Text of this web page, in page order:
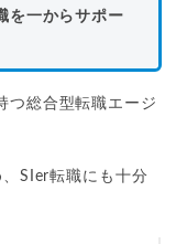
を一からサポー
つ総合型転職エージ
SIer転職にも十分